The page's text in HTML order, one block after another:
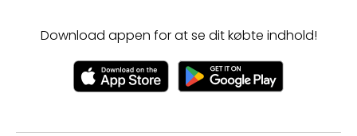
Download appen for at se dit købte indhold!